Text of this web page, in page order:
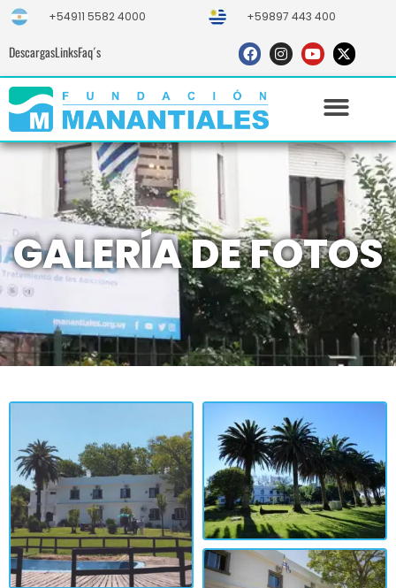
+54911 5582 4000 +59897 443 400
DescargasLinksFaq´s
GALERÍA DE FOTOS